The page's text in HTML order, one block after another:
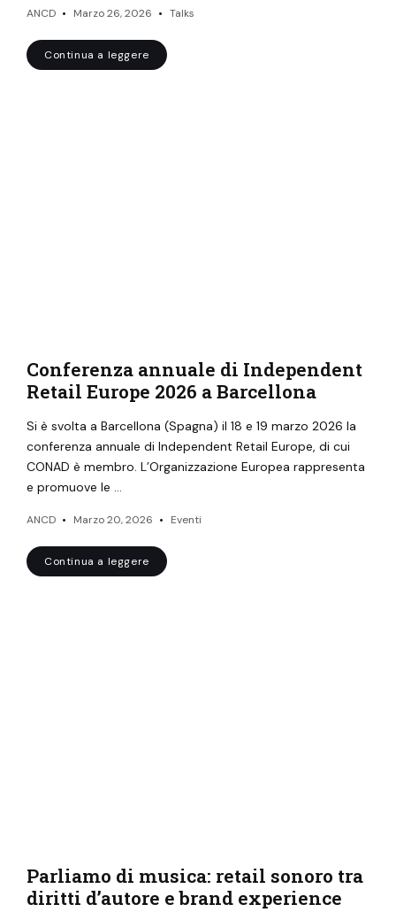
ANCD Marzo 26, 2026 Talks
Continua a leggere
Conferenza annuale di Independent
Retail Europe 2026 a Barcellona
Si è svolta a Barcellona (Spagna) il 18 e 19 marzo 2026 la
conferenza annuale di Independent Retail Europe, di cui
CONAD è membro. L’Organizzazione Europea rappresenta
e promuove le …
ANCD Marzo 20, 2026 Eventi
Continua a leggere
Parliamo di musica: retail sonoro tra
diritti d’autore e brand experience